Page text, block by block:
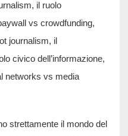
il ruolo
vs crowdfunding,
journalism, il
civico dell’informazione,
networks vs media
strettamente il mondo del